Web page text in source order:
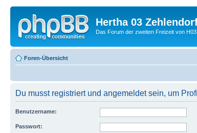
Hertha 03
Das Forum der zweiten Freizeit von H03!
Foren-Übersicht
Du musst registriert und angemeldet sein, um
Benutzername:
Passwort: